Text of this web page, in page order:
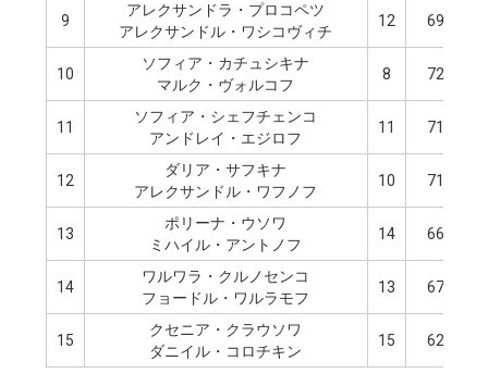
9
アレクサンドラ・プロコペツ
アレクサンドル・ワシコヴィチ
12 69.84
10
ソフィア・カチュシキナ
マルク・ヴォルコフ
8 72.21
11
ソフィア・シェフチェンコ
アンドレイ・エジロフ
11 71.40
12
ダリア・サフキナ
アレクサンドル・ワフノフ
10 71.65
13
ポリーナ・ウソワ
ミハイル・アントノフ
14 66.54
14
ワルワラ・クルノセンコ
フョードル・ワルラモフ
13 67.21
15
クセニア・クラウソワ
ダニイル・コロチキン
15 62.02